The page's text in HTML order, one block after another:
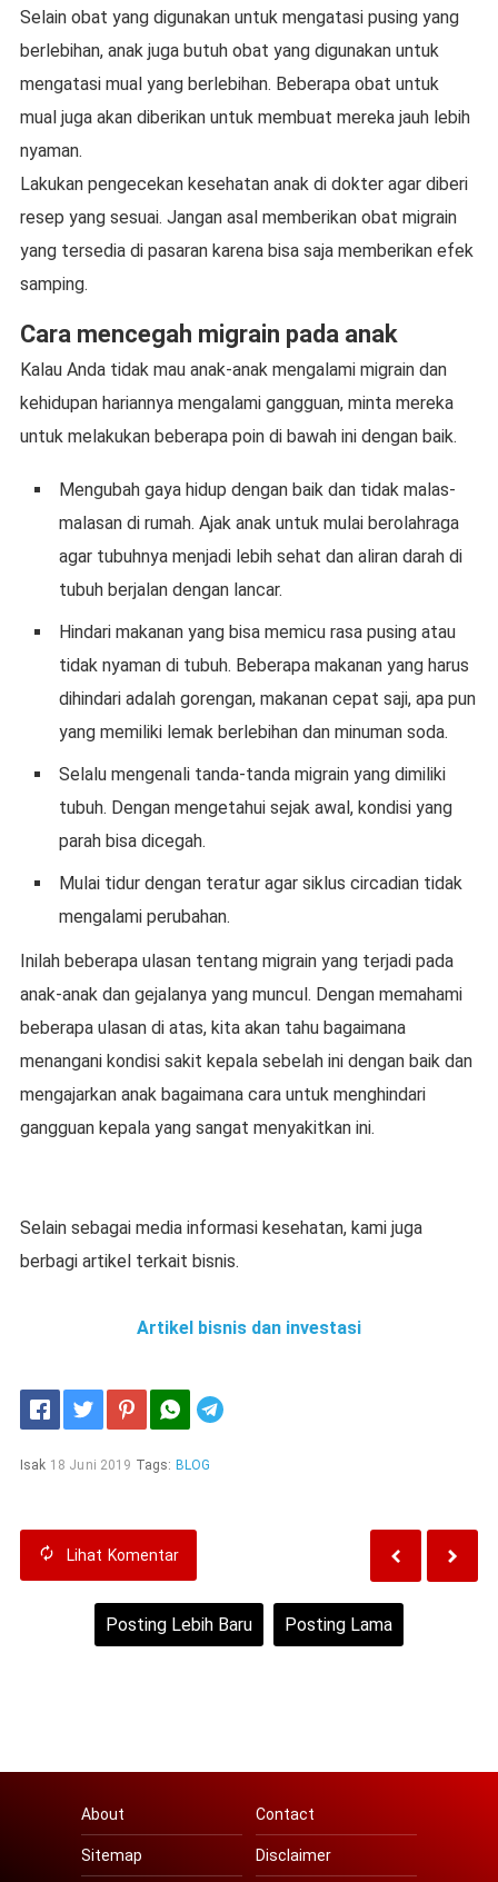
Selain obat yang digunakan untuk mengatasi pusing yang
berlebihan, anak juga butuh obat yang digunakan untuk
mengatasi mual yang berlebihan. Beberapa obat untuk
mual juga akan diberikan untuk membuat mereka jauh lebih
nyaman.
Lakukan pengecekan kesehatan anak di dokter agar diberi
resep yang sesuai. Jangan asal memberikan obat migrain
yang tersedia di pasaran karena bisa saja memberikan efek
samping.
Cara mencegah migrain pada anak
Kalau Anda tidak mau anak-anak mengalami migrain dan
kehidupan hariannya mengalami gangguan, minta mereka
untuk melakukan beberapa poin di bawah ini dengan baik.
Mengubah gaya hidup dengan baik dan tidak malas-
malasan di rumah. Ajak anak untuk mulai berolahraga
agar tubuhnya menjadi lebih sehat dan aliran darah di
tubuh berjalan dengan lancar.
Hindari makanan yang bisa memicu rasa pusing atau
tidak nyaman di tubuh. Beberapa makanan yang harus
dihindari adalah gorengan, makanan cepat saji, apa pun
yang memiliki lemak berlebihan dan minuman soda.
Selalu mengenali tanda-tanda migrain yang dimiliki
tubuh. Dengan mengetahui sejak awal, kondisi yang
parah bisa dicegah.
Mulai tidur dengan teratur agar siklus circadian tidak
mengalami perubahan.
Inilah beberapa ulasan tentang migrain yang terjadi pada
anak-anak dan gejalanya yang muncul. Dengan memahami
beberapa ulasan di atas, kita akan tahu bagaimana
menangani kondisi sakit kepala sebelah ini dengan baik dan
mengajarkan anak bagaimana cara untuk menghindari
gangguan kepala yang sangat menyakitkan ini.
Selain sebagai media informasi kesehatan, kami juga
berbagi artikel terkait bisnis.
Artikel bisnis dan investasi
Isak 18 Juni 2019 Tags: BLOG
Lihat Komentar
Posting Lebih Baru Posting Lama
About Contact
Sitemap Disclaimer